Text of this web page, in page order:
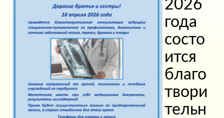
2026
года
состо
ится
благо
твори
тельн